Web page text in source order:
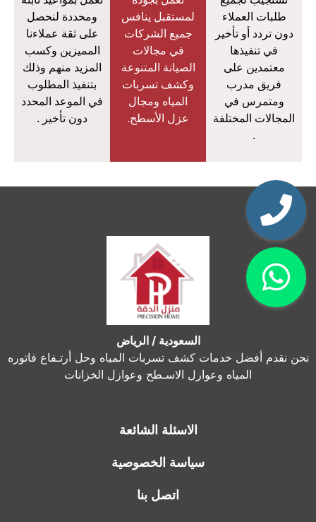
طلبات العملاء
دون تردد أو تأخير
في تنفيذها
معتمدين على
فريق مدرب
ومتمرس في
المجالات المختلفة
.
لمستقبل ينافس
جميع الشركات
في مجالات
الصيانة المتنوعة
وكشف تسربات
المياه ومجال
عزل الأسطح.
ومحددة لنحصل
على ثقة عملاءنا
المميزين وكسب
المزيد منهم وذلك
بتنفيذ المطلوب
في الموعد المحدد
دون تأخير .
السعودية / الرياض
نحن نقدم أفضل خدمات كشف تسربات المياه وحل أرتـفاع فاتوره
المياه وعوازل الاسـطح وعوازل الخزانات
الاسئلة الشائعة
سياسة الخصوصية
اتصل بنا